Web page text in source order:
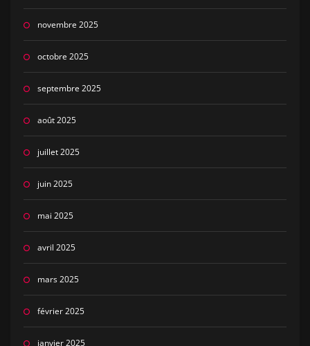
novembre 2025
octobre 2025
septembre 2025
août 2025
juillet 2025
juin 2025
mai 2025
avril 2025
mars 2025
février 2025
janvier 2025